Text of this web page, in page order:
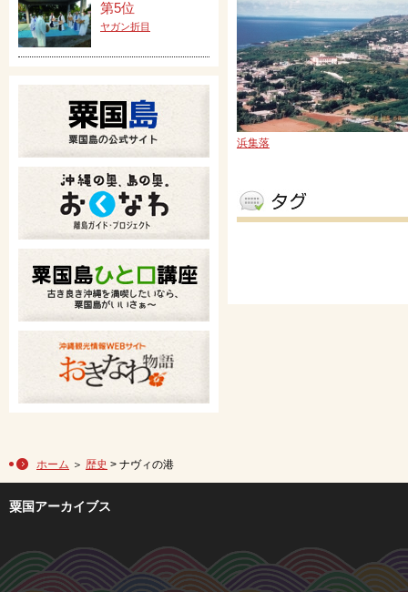
浜集落
第5位
ヤガン折目
ホーム ＞ 歴史 > ナヴィの港
粟国アーカイブス